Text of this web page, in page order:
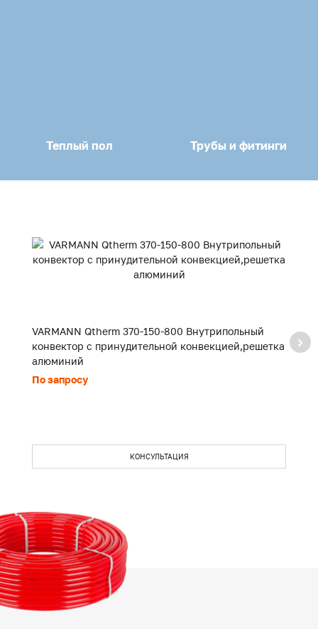
Теплый пол Трубы и фитинги
VARMANN Qtherm 370-150-800 Внутрипольный
конвектор с принудительной конвекцией,решетка
алюминий
По запросу
КОНСУЛЬТАЦИЯ